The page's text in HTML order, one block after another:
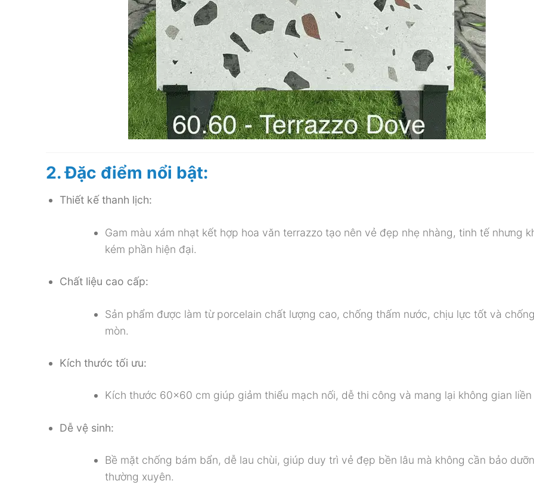
2. Đặc điểm nổi bật:
Thiết kế thanh lịch:
Gam màu xám nhạt kết hợp hoa văn terrazzo tạo nên vẻ đẹp nhẹ nhàng, tinh tế nhưng
kém phần hiện đại.
Chất liệu cao cấp:
Sản phẩm được làm từ porcelain chất lượng cao, chống thấm nước, chịu lực tốt và
mòn.
Kích thước tối ưu:
Kích thước 60×60 cm giúp giảm thiểu mạch nối, dễ thi công và mang lại không gian liền
Dễ vệ sinh:
Bề mặt chống bám bẩn, dễ lau chùi, giúp duy trì vẻ đẹp bền lâu mà không cần bảo
thường xuyên.